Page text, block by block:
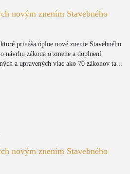
novým znením Stavebného
prináša úplne nové znenie Stavebného
návrhu zákona o zmene a doplnení
a upravených viac ako 70 zákonov ta...
novým znením Stavebného